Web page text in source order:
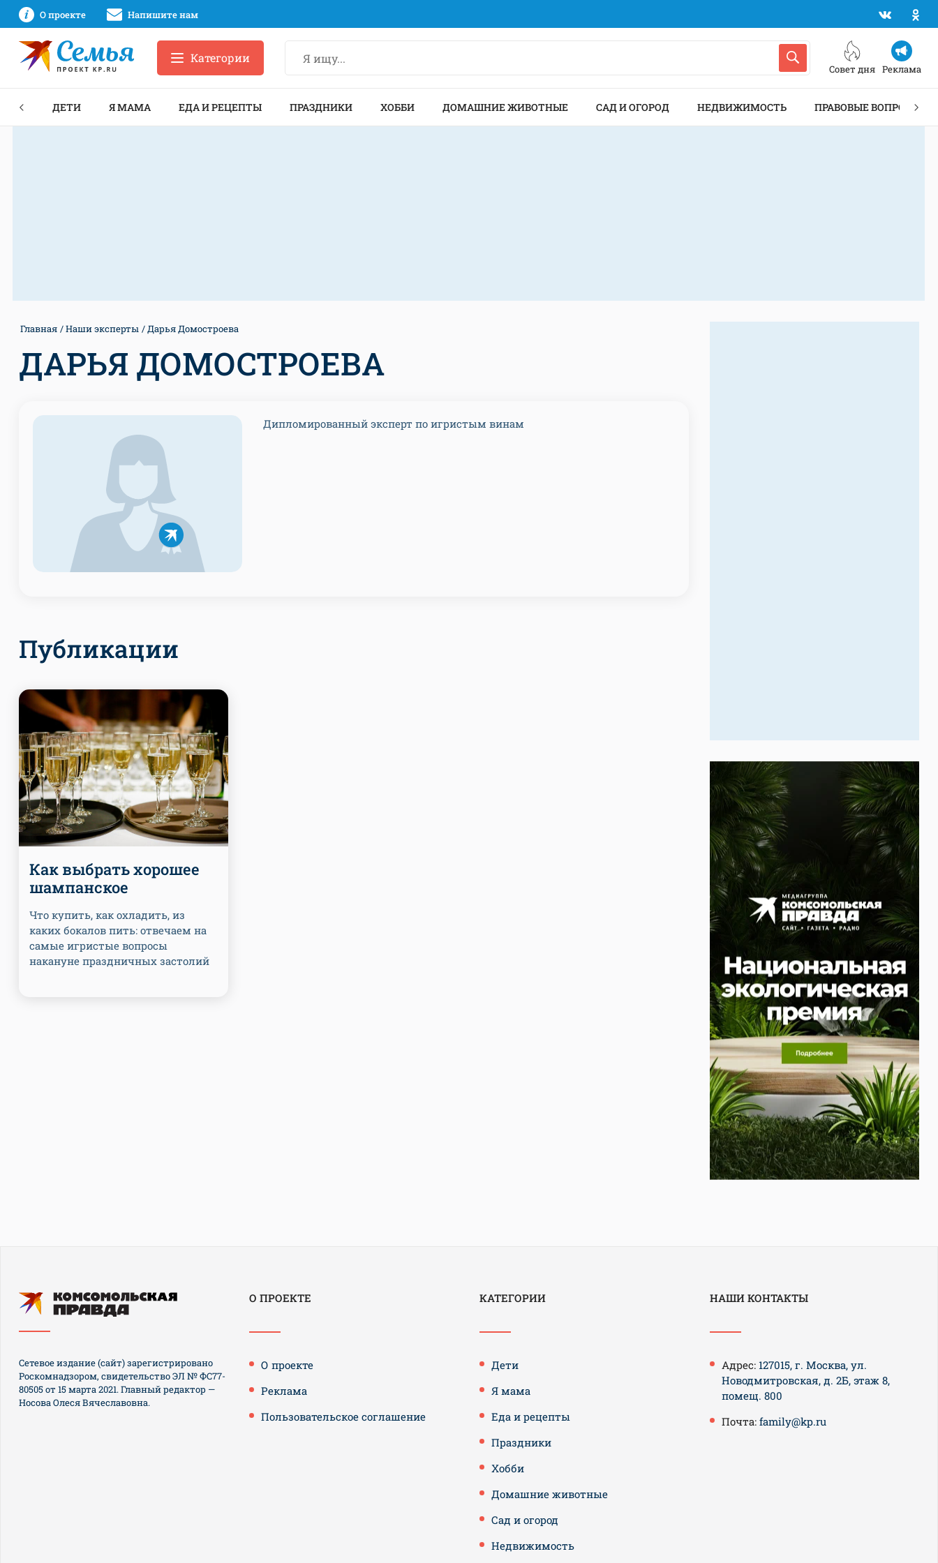
О проекте Напишите нам
Совет дня Реклама
Категории
ДЕТИ Я МАМА ЕДА И РЕЦЕПТЫ ПРАЗДНИКИ ХОББИ ДОМАШНИЕ ЖИВОТНЫЕ САД И ОГОРОД НЕДВИЖИМОСТЬ ПРАВОВЫЕ ВОПРОСЫ
Главная Наши эксперты Дарья Домостроева
ДАРЬЯ ДОМОСТРОЕВА
Дипломированный эксперт по игристым винам
Публикации
Как выбрать хорошее
шампанское
Что купить, как охладить, из
каких бокалов пить: отвечаем на
самые игристые вопросы
накануне праздничных застолий
О ПРОЕКТЕ
О проекте
Реклама
Пользовательское соглашение
КАТЕГОРИИ
Дети
Я мама
Еда и рецепты
Праздники
Хобби
Домашние животные
Сад и огород
Недвижимость
НАШИ КОНТАКТЫ
Адрес: 127015, г. Москва, ул.
Новодмитровская, д. 2Б, этаж 8,
помещ. 800
Почта: family@kp.ru
Сетевое издание (сайт) зарегистрировано
Роскомнадзором, свидетельство ЭЛ № ФС77-
80505 от 15 марта 2021. Главный редактор —
Носова Олеся Вячеславовна.